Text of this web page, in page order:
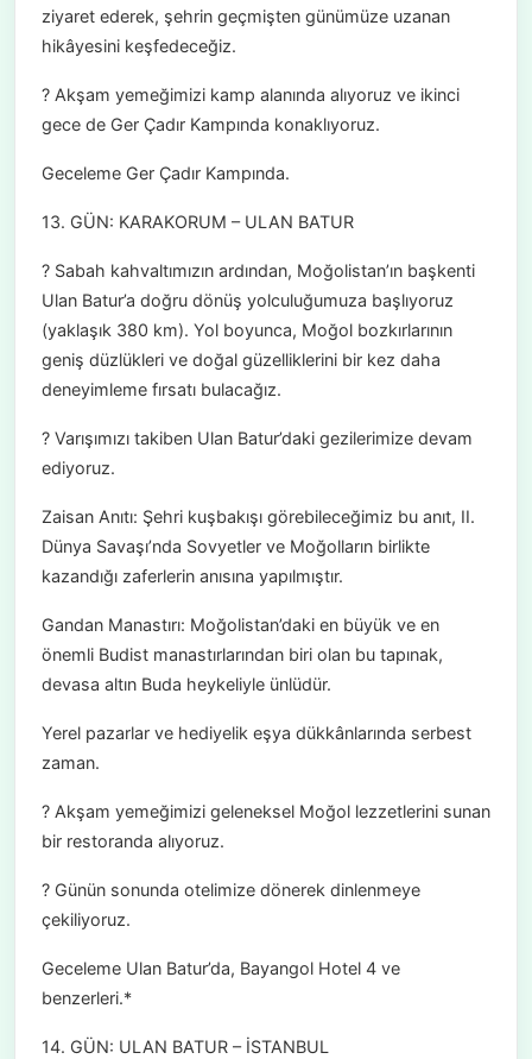
ziyaret ederek, şehrin geçmişten günümüze uzanan
hikâyesini keşfedeceğiz.
? Akşam yemeğimizi kamp alanında alıyoruz ve ikinci
gece de Ger Çadır Kampında konaklıyoruz.
Geceleme Ger Çadır Kampında.
13. GÜN: KARAKORUM – ULAN BATUR
? Sabah kahvaltımızın ardından, Moğolistan’ın başkenti
Ulan Batur’a doğru dönüş yolculuğumuza başlıyoruz
(yaklaşık 380 km). Yol boyunca, Moğol bozkırlarının
geniş düzlükleri ve doğal güzelliklerini bir kez daha
deneyimleme fırsatı bulacağız.
? Varışımızı takiben Ulan Batur’daki gezilerimize devam
ediyoruz.
Zaisan Anıtı: Şehri kuşbakışı görebileceğimiz bu anıt, II.
Dünya Savaşı’nda Sovyetler ve Moğolların birlikte
kazandığı zaferlerin anısına yapılmıştır.
Gandan Manastırı: Moğolistan’daki en büyük ve en
önemli Budist manastırlarından biri olan bu tapınak,
devasa altın Buda heykeliyle ünlüdür.
Yerel pazarlar ve hediyelik eşya dükkânlarında serbest
zaman.
? Akşam yemeğimizi geleneksel Moğol lezzetlerini sunan
bir restoranda alıyoruz.
? Günün sonunda otelimize dönerek dinlenmeye
çekiliyoruz.
Geceleme Ulan Batur’da, Bayangol Hotel 4 ve
benzerleri.*
14. GÜN: ULAN BATUR – İSTANBUL